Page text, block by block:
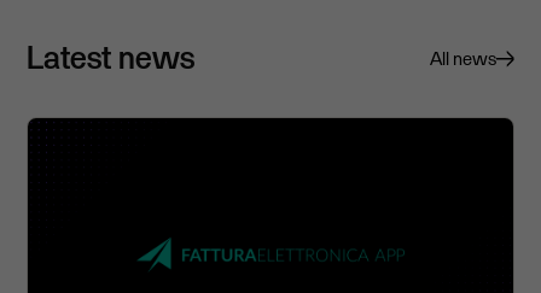
Latest news All news